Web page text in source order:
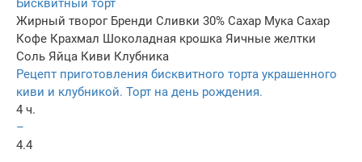
Бисквитный торт
Жирный творог Бренди Сливки 30% Сахар Мука Сахар
Кофе Крахмал Шоколадная крошка Яичные желтки
Соль Яйца Киви Клубника
Рецепт приготовления бисквитного торта украшенного
киви и клубникой. Торт на день рождения.
4 ч.
–
4.4